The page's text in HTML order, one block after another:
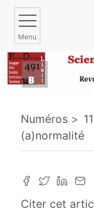
Menu
Numéros
(a)normalité
Citer cet